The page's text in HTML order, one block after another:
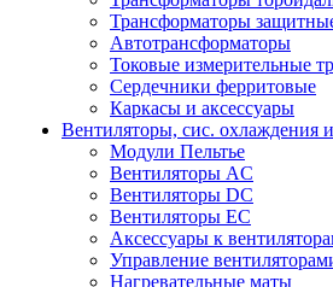
Трансформаторы
Автотрансформаторы
Токовые измерительные
Сердечники ферритовые
Каркасы и аксессуары
Вентиляторы, сис. охлаждения
Модули Пельтье
Вентиляторы AC
Вентиляторы DC
Вентиляторы EC
Аксессуары к
Управление
Нагревательные маты